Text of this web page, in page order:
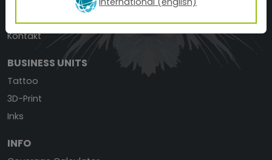
Kontakt
BUSINESS UNITS
Tattoo
3D-Print
Inks
INFO